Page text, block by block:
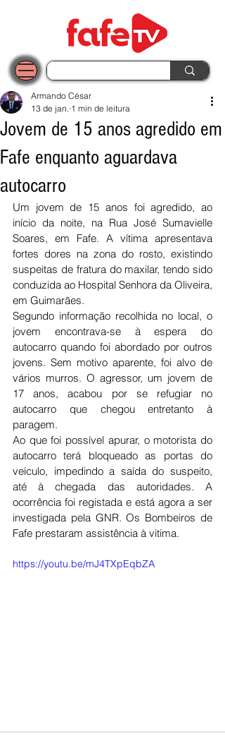
Jovem de 15 anos agredido em
Fafe enquanto aguardava
autocarro
Armando César
13 de jan. 1 min de leitura
Um jovem de 15 anos foi agredido, ao
início da noite, na Rua José Sumavielle
Soares, em Fafe. A vítima apresentava
fortes dores na zona do rosto, existindo
suspeitas de fratura do maxilar, tendo sido
conduzida ao Hospital Senhora da Oliveira,
em Guimarães.
Segundo informação recolhida no local, o
jovem encontrava-se à espera do
autocarro quando foi abordado por outros
jovens. Sem motivo aparente, foi alvo de
vários murros. O agressor, um jovem de
17 anos, acabou por se refugiar no
autocarro que chegou entretanto à
paragem.
Ao que foi possível apurar, o motorista do
autocarro terá bloqueado as portas do
veículo, impedindo a saída do suspeito,
até à chegada das autoridades. A
ocorrência foi registada e está agora a ser
investigada pela GNR. Os Bombeiros de
Fafe prestaram assistência à vitima.
https://youtu.be/mJ4TXpEqbZA